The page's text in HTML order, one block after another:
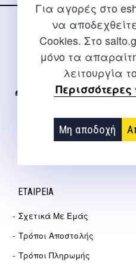
Για αγορές στο
να
Cookies. Στο
μόνο τα
λειτουργία
Μη αποδοχή
ΕΠΙΚΟΙΝΩΝΊΑ
Για διευκρινίσεις και
2310 267108
info@salto.gr
Αγγελάκη 21,
ΕΤΑΙΡΕΊΑ
Σχετικά Με Εμάς
Τρόποι Αποστολής
Τρόποι Πληρωμής